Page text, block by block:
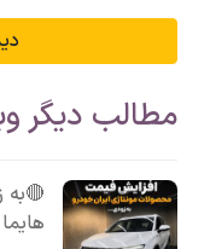
مطالب دیگر
هایما S5 و 7X